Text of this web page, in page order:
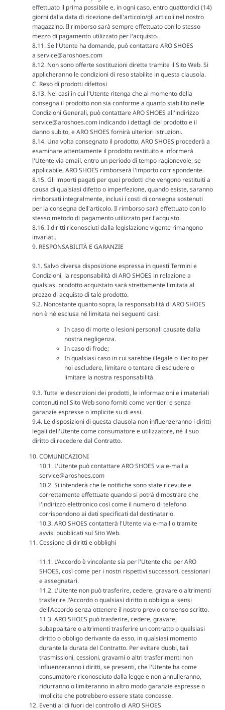
effettuato il prima possibile e, in ogni caso, entro quattordici (14)
giorni dalla data di ricezione dell'articolo/gli articoli nel nostro
magazzino. Il rimborso sarà sempre effettuato con lo stesso
mezzo di pagamento utilizzato per l'acquisto.
8.11. Se l'Utente ha domande, può contattare ARO SHOES
a service@aroshoes.com
8.12. Non sono offerte sostituzioni dirette tramite il Sito Web. Si
applicheranno le condizioni di reso stabilite in questa clausola.
C. Reso di prodotti difettosi
8.13. Nei casi in cui l'Utente ritenga che al momento della
consegna il prodotto non sia conforme a quanto stabilito nelle
Condizioni Generali, può contattare ARO SHOES all'indirizzo
service@aroshoes.com indicando i dettagli del prodotto e il
danno subito, e ARO SHOES fornirà ulteriori istruzioni.
8.14. Una volta consegnato il prodotto, ARO SHOES procederà a
esaminare attentamente il prodotto restituito e informerà
l'Utente via email, entro un periodo di tempo ragionevole, se
applicabile, ARO SHOES rimborserà l'importo corrispondente.
8.15. Gli importi pagati per quei prodotti che vengono restituiti a
causa di qualsiasi difetto o imperfezione, quando esiste, saranno
rimborsati integralmente, inclusi i costi di consegna sostenuti
per la consegna dell'articolo. Il rimborso sarà effettuato con lo
stesso metodo di pagamento utilizzato per l'acquisto.
8.16. I diritti riconosciuti dalla legislazione vigente rimangono
invariati.
9. RESPONSABILITÀ E GARANZIE
9.1. Salvo diversa disposizione espressa in questi Termini e
Condizioni, la responsabilità di ARO SHOES in relazione a
qualsiasi prodotto acquistato sarà strettamente limitata al
prezzo di acquisto di tale prodotto.
9.2. Nonostante quanto sopra, la responsabilità di ARO SHOES
non è né esclusa né limitata nei seguenti casi:
In caso di morte o lesioni personali causate dalla
nostra negligenza.
In caso di frode;
In qualsiasi caso in cui sarebbe illegale o illecito per
noi escludere, limitare o tentare di escludere o
limitare la nostra responsabilità.
9.3. Tutte le descrizioni dei prodotti, le informazioni e i materiali
contenuti nel Sito Web sono forniti come veritieri e senza
garanzie espresse o implicite su di essi.
9.4. Le disposizioni di questa clausola non influenzeranno i diritti
legali dell'Utente come consumatore e utilizzatore, né il suo
diritto di recedere dal Contratto.
COMUNICAZIONI
10.1. L'Utente può contattare ARO SHOES via e-mail a
service@aroshoes.com
10.2. Si intenderà che le notifiche sono state ricevute e
correttamente effettuate quando si potrà dimostrare che
l'indirizzo elettronico così come il numero di telefono
corrispondono ai dati specificati dal destinatario.
10.3. ARO SHOES contatterà l'Utente via e-mail o tramite
avvisi pubblicati sul Sito Web.
Cessionedi diritti e obblighi
11.1. L'Accordo è vincolante sia per l'Utente che per ARO
SHOES, così come per i nostri rispettivi successori, cessionari
e assegnatari.
11.2. L'Utente non può trasferire, cedere, gravare o altrimenti
trasferire l'Accordo o qualsiasi diritto o obbligo ai sensi
dell'Accordo senza ottenere il nostro previo consenso scritto.
11.3. ARO SHOES può trasferire, cedere, gravare,
subappaltare o altrimenti trasferire un contratto o qualsiasi
diritto o obbligo derivante da esso, in qualsiasi momento
durante la durata del Contratto. Per evitare dubbi, tali
trasmissioni, cessioni, gravami o altri trasferimenti non
influenzeranno i diritti, se presenti, che l'Utente ha come
consumatore riconosciuto dalla legge e non annulleranno,
ridurranno o limiteranno in altro modo garanzie espresse o
implicite che potrebbero essere state concesse.
Eventi al di fuori del controllo di ARO SHOES